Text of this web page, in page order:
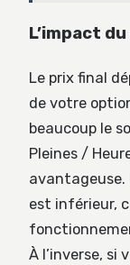
L’impact
Le prix final
de votre
beaucoup le
Pleines /
avantageuse.
est inférieur,
À l’inverse, si